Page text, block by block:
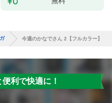
今週のかなでさん 2【フルカラー】
利で快適に！